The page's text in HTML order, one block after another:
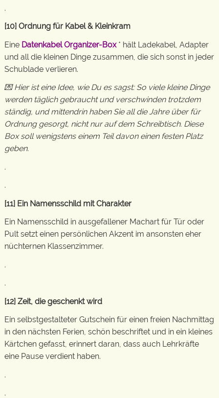
.
[10] Ordnung für Kabel & Kleinkram
Eine Datenkabel Organizer-Box * hält Ladekabel, Adapter
und all die kleinen Dinge zusammen, die sich sonst in jeder
Schublade verlieren.
💌 Hier ist eine Idee, wie Du es sagst: So viele kleine Dinge
werden täglich gebraucht und verschwinden trotzdem
ständig, und mittendrin haben Sie all die Jahre über für
Ordnung gesorgt, nicht nur auf dem Schreibtisch. Diese
Box soll wenigstens einem Teil davon einen festen Platz
geben.
.
.
[11] Ein Namensschild mit Charakter
Ein Namensschild in ausgefallener Machart für Tür oder
Pult setzt einen persönlichen Akzent im ansonsten eher
nüchternen Klassenzimmer.
.
.
[12] Zeit, die geschenkt wird
Ein selbstgestalteter Gutschein für einen freien Nachmittag
in den nächsten Ferien, schön beschriftet und in ein kleines
Kärtchen gefasst, erinnert daran, dass auch Lehrkräfte
eine Pause verdient haben.
.
.